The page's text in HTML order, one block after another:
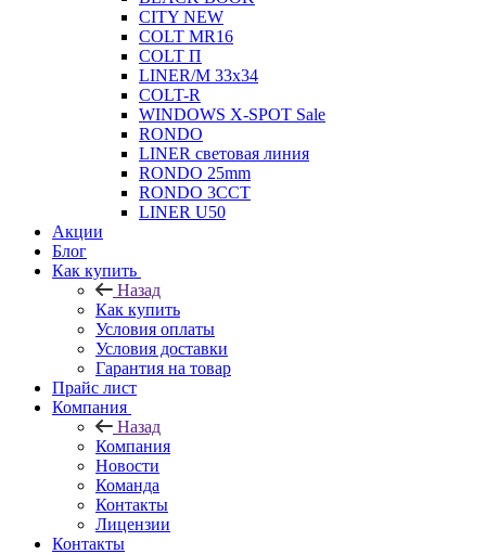
CITY NEW
COLT MR16
COLT П
LINER/М 33х34
COLT-R
WINDOWS X-SPOT Sale
RONDO
LINER световая линия
RONDO 25mm
RONDO 3CCT
LINER U50
Акции
Блог
Как купить
Назад
Как купить
Условия оплаты
Условия доставки
Гарантия на товар
Прайс лист
Компания
Назад
Компания
Новости
Команда
Контакты
Лицензии
Контакты